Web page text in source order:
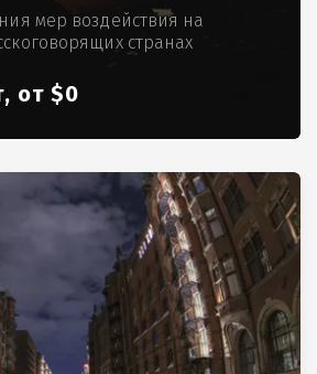
мер воздействия на
странах
от $0